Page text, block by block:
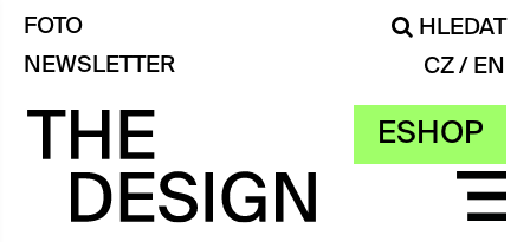
ESHOP
FOTO
HLEDAT
NEWSLETTER
CZ EN